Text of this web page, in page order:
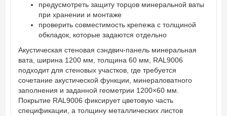
предусмотреть защиту торцов минеральной ваты
при хранении и монтаже
проверить совместимость крепежа с толщиной
обкладок, которые задаются отдельно
Акустическая стеновая сэндвич-панель минеральная
вата, ширина 1200 мм, толщина 60 мм, RAL9006
подходит для стеновых участков, где требуется
сочетание акустической функции, минераловатного
заполнения и заданной геометрии 1200×60 мм.
Покрытие RAL9006 фиксирует цветовую часть
спецификации, а толщину металлических листов